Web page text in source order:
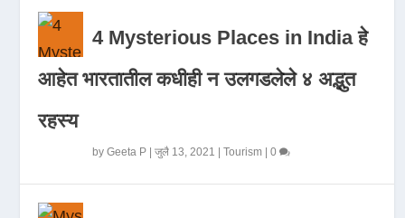
4 Mysterious Places in India हे
आहेत भारतातील कधीही न उलगडलेले ४ अद्भुत
रहस्य
byGeeta P |जुलै 13, 2021 |Tourism |0